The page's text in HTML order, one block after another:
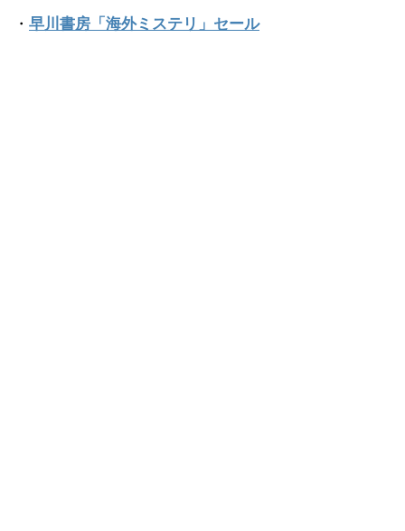
・ 早川書房「海外ミステリ」セール